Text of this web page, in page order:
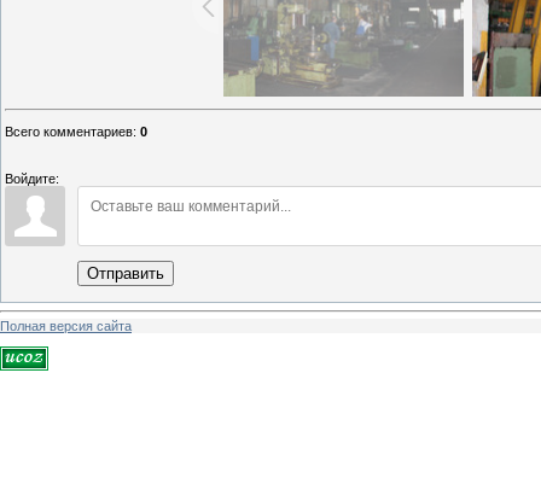
Всего комментариев: 0
Войдите:
Отправить
Полная версия сайта